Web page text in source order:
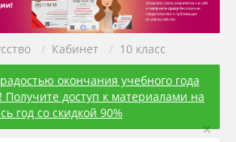
/ Кабинет / 10 класс
окончания учебного года
доступ к материалами на
год со скидкой 90%
×